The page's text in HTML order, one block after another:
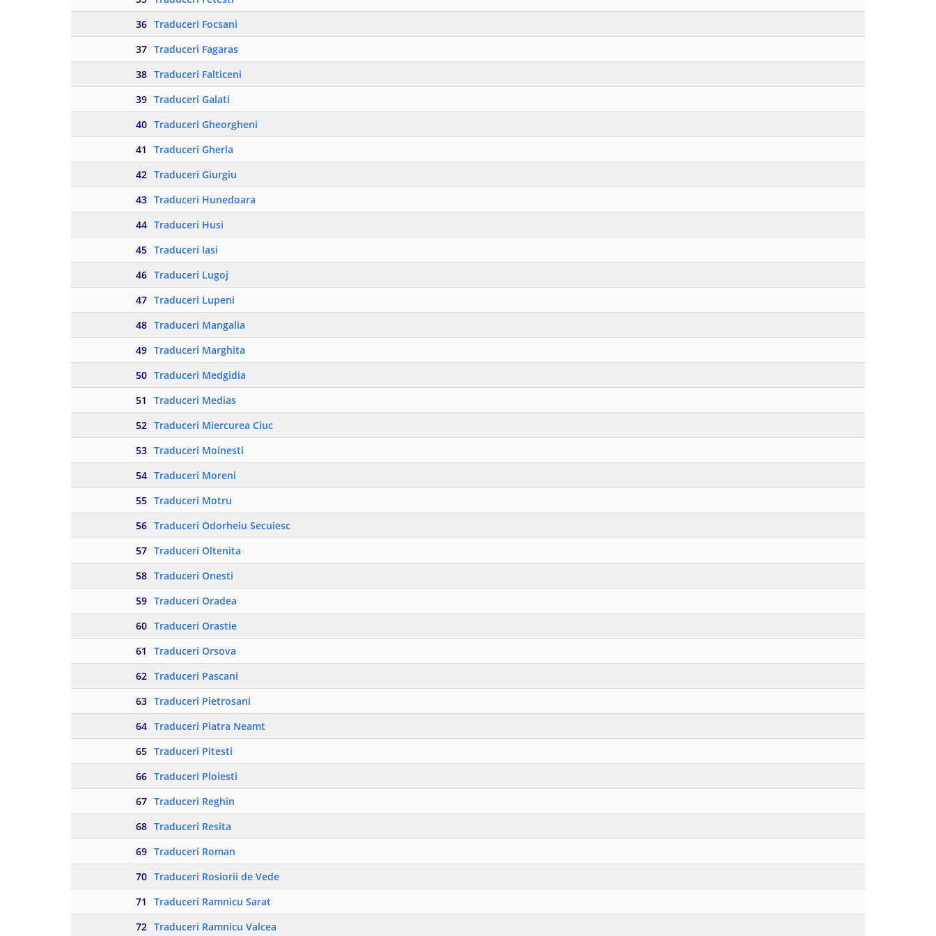
36 Traduceri Focsani
37 Traduceri Fagaras
38 Traduceri Falticeni
39 Traduceri Galati
40 Traduceri Gheorgheni
41
Traduceri Gherla
42 Traduceri Giurgiu
43 Traduceri Hunedoara
44 Traduceri Husi
45 Traduceri Iasi
46 Traduceri Lugoj
47 Traduceri Lupeni
48 Traduceri Mangalia
49 Traduceri Marghita
50 Traduceri Medgidia
51
Traduceri Medias
52 Traduceri Miercurea Ciuc
53 Traduceri Moinesti
54 Traduceri Moreni
55 Traduceri Motru
56 Traduceri Odorheiu Secuiesc
57 Traduceri Oltenita
58 Traduceri Onesti
59 Traduceri Oradea
60 Traduceri Orastie
61
Traduceri Orsova
62 Traduceri Pascani
63 Traduceri Pietrosani
64 Traduceri Piatra Neamt
65 Traduceri Pitesti
66 Traduceri Ploiesti
67 Traduceri Reghin
68 Traduceri Resita
69 Traduceri Roman
70 Traduceri Rosiorii de Vede
71
Traduceri Ramnicu Sarat
72 Traduceri Ramnicu Valcea